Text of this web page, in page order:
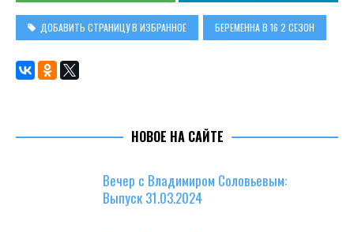
ДОБАВИТЬ СТРАНИЦУ В ИЗБРАННОЕ БЕРЕМЕННА В 16 2 СЕЗОН
НОВОЕ НА САЙТЕ
Вечер с Владимиром Соловьевым:
Выпуск 31.03.2024